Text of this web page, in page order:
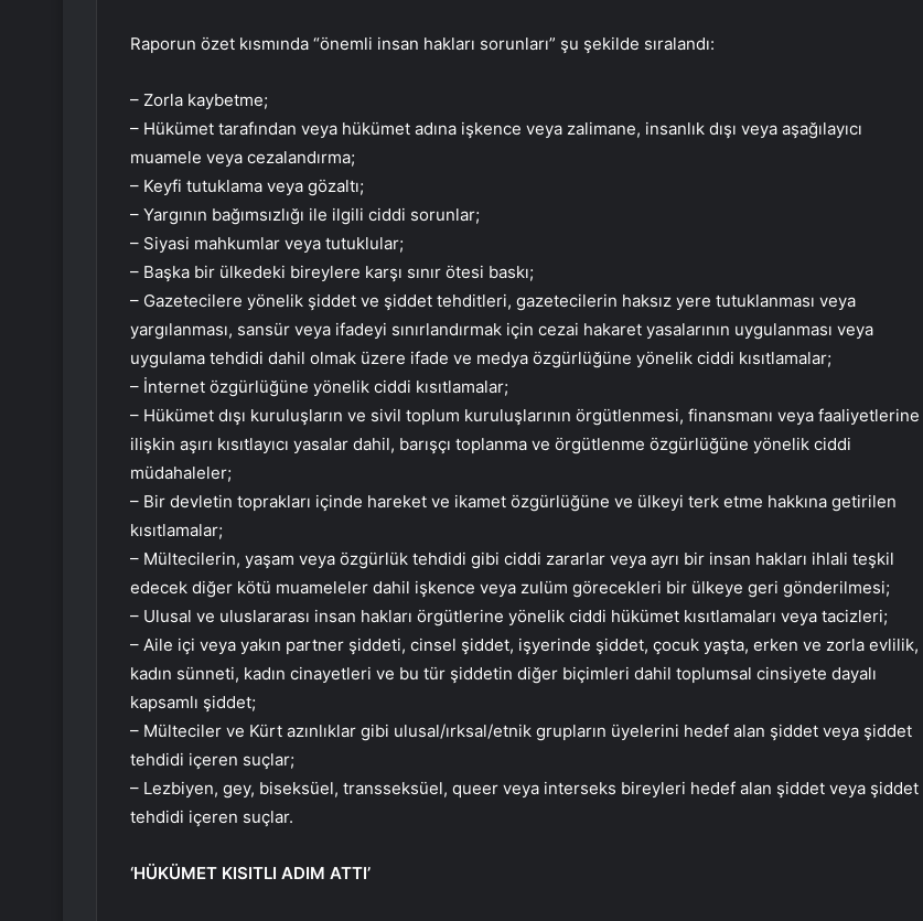
Raporun özet kısmında “önemli insan hakları sorunları” şu şekilde sıralandı:
– Zorla kaybetme;
– Hükümet tarafından veya hükümet adına işkence veya zalimane, insanlık dışı veya aşağılayıcı
muamele veya cezalandırma;
– Keyfi tutuklama veya gözaltı;
– Yargının bağımsızlığı ile ilgili ciddi sorunlar;
– Siyasi mahkumlar veya tutuklular;
– Başka bir ülkedeki bireylere karşı sınır ötesi baskı;
– Gazetecilere yönelik şiddet ve şiddet tehditleri, gazetecilerin haksız yere tutuklanması veya
yargılanması, sansür veya ifadeyi sınırlandırmak için cezai hakaret yasalarının uygulanması veya
uygulama tehdidi dahil olmak üzere ifade ve medya özgürlüğüne yönelik ciddi kısıtlamalar;
– İnternet özgürlüğüne yönelik ciddi kısıtlamalar;
– Hükümet dışı kuruluşların ve sivil toplum kuruluşlarının örgütlenmesi, finansmanı veya faaliyetlerine
ilişkin aşırı kısıtlayıcı yasalar dahil, barışçı toplanma ve örgütlenme özgürlüğüne yönelik ciddi
müdahaleler;
– Bir devletin toprakları içinde hareket ve ikamet özgürlüğüne ve ülkeyi terk etme hakkına getirilen
kısıtlamalar;
– Mültecilerin, yaşam veya özgürlük tehdidi gibi ciddi zararlar veya ayrı bir insan hakları ihlali teşkil
edecek diğer kötü muameleler dahil işkence veya zulüm görecekleri bir ülkeye geri gönderilmesi;
– Ulusal ve uluslararası insan hakları örgütlerine yönelik ciddi hükümet kısıtlamaları veya tacizleri;
– Aile içi veya yakın partner şiddeti, cinsel şiddet, işyerinde şiddet, çocuk yaşta, erken ve zorla evlilik,
kadın sünneti, kadın cinayetleri ve bu tür şiddetin diğer biçimleri dahil toplumsal cinsiyete dayalı
kapsamlı şiddet;
– Mülteciler ve Kürt azınlıklar gibi ulusal/ırksal/etnik grupların üyelerini hedef alan şiddet veya şiddet
tehdidi içeren suçlar;
– Lezbiyen, gey, biseksüel, transseksüel, queer veya interseks bireyleri hedef alan şiddet veya şiddet
tehdidi içeren suçlar.
‘HÜKÜMET KISITLI ADIM ATTI’